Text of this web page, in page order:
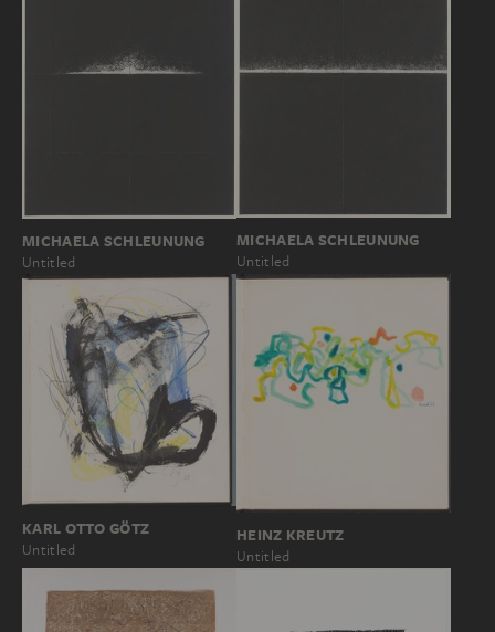
MICHAELA SCHLEUNUNG
Untitled
MICHAELA SCHLEUNUNG
Untitled
KARL OTTO GÖTZ
Untitled
HEINZ KREUTZ
Untitled